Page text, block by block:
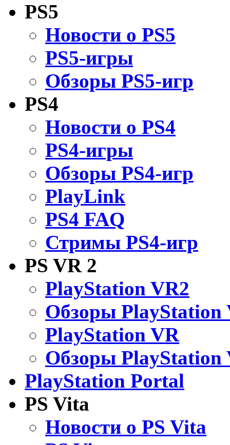
PS5
Новости о PS5
PS5-игры
Обзоры PS5-игр
PS4
Новости о PS4
PS4-игры
Обзоры PS4-игр
PlayLink
PS4 FAQ
Стримы PS4-игр
PS VR 2
PlayStation VR2
Обзоры PlayStation
PlayStation VR
Обзоры PlayStation
PlayStation Portal
PS Vita
Новости о PS Vita